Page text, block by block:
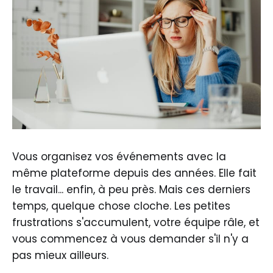
Vous organisez vos événements avec la
même plateforme depuis des années. Elle fait
le travail... enfin, à peu près. Mais ces derniers
temps, quelque chose cloche. Les petites
frustrations s'accumulent, votre équipe râle, et
vous commencez à vous demander s'il n'y a
pas mieux ailleurs.